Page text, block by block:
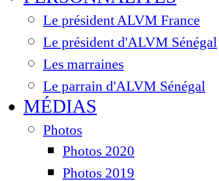
Le président ALVM France
Le président d'ALVM Sénégal
Les marraines
Le parrain d'ALVM Sénégal
MÉDIAS
Photos
Photos 2020
Photos 2019